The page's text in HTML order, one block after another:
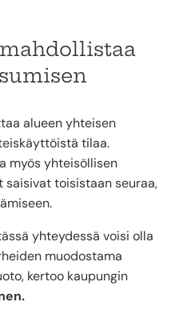
alueen yhteisen
tilaa.
myös yhteisöllisen
toisistaan seuraa,
yhteydessä voisi olla
muodostama
kertoo kaupungin